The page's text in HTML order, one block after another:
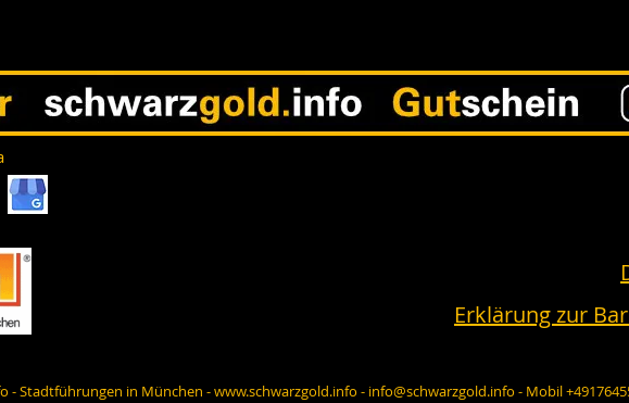
Erklärung zur
- Stadtführungen in München -www.schwarzgold.info - info@schwarzgold.info - Mobil